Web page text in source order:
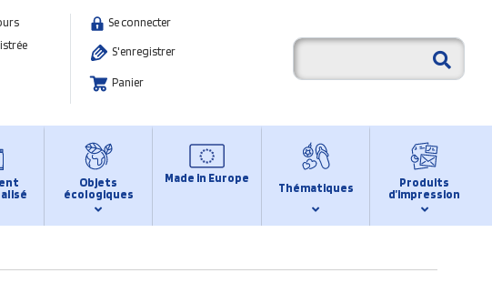
Se connecter
S'enregistrer
Panier
Objets
écologiques
Made in Europe
Thématiques
Produits
d’impression